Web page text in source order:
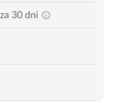
30 dni